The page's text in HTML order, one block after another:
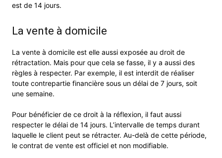
est de 14 jours.
La vente à domicile
La vente à domicile est elle aussi exposée au droit de
rétractation. Mais pour que cela se fasse, il y a aussi des
règles à respecter. Par exemple, il est interdit de réaliser
toute contrepartie financière sous un délai de 7 jours, soit
une semaine.
Pour bénéficier de ce droit à la réflexion, il faut aussi
respecter le délai de 14 jours. L’intervalle de temps durant
laquelle le client peut se rétracter. Au-delà de cette période,
le contrat de vente est officiel et non modifiable.